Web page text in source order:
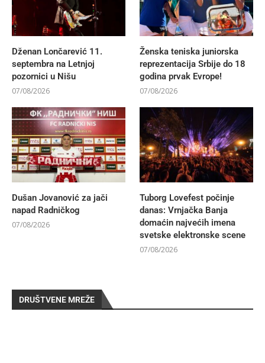
Dženan Lončarević 11.
septembra na Letnjoj
pozornici u Nišu
07/08/2026
Ženska teniska juniorska
reprezentacija Srbije do 18
godina prvak Evrope!
07/08/2026
Dušan Jovanović za jači
napad Radničkog
07/08/2026
Tuborg Lovefest počinje
danas: Vrnjačka Banja
domaćin najvećih imena
svetske elektronske scene
07/08/2026
DRUŠTVENE MREŽE